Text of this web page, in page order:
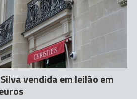
vendida em leilão em